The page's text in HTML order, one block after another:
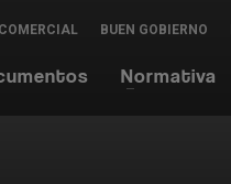
COMERCIAL BUEN GOBIERNO
Normativa